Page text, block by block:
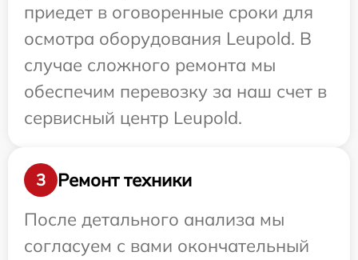
приедет в оговоренные сроки для
осмотра оборудования Leupold. В
случае сложного ремонта мы
обеспечим перевозку за наш счет в
сервисный центр Leupold.
3
Ремонт техники
После детального анализа мы
согласуем с вами окончательный